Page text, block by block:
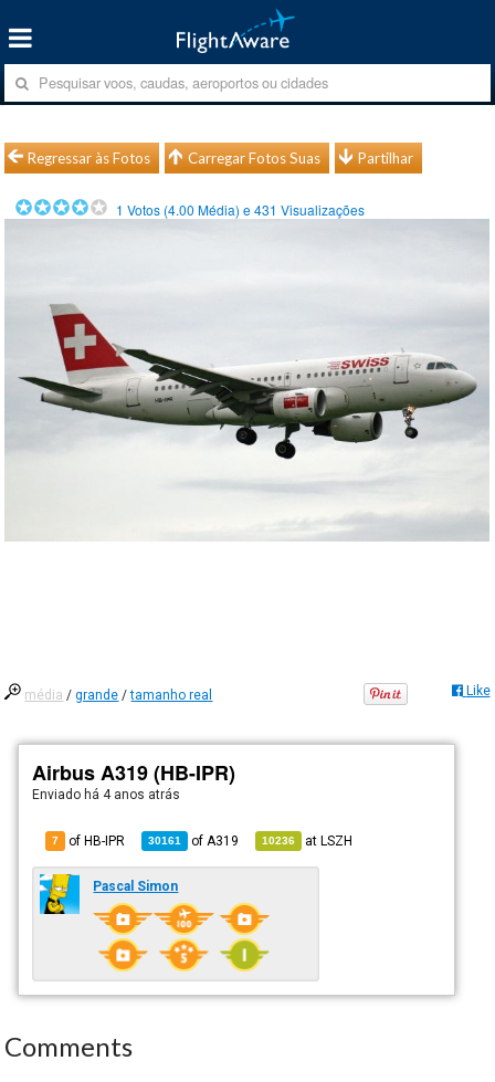
Regressar às Fotos Carregar Fotos Suas Partilhar
1 Votos (4.00 Média) e431 Visualizações
média /grande /tamanho real Like
Airbus A319 (HB-IPR)
Enviado há 4 anos atrás
7 of HB-IPR 30161 of A319 10236 atLSZH
Pascal Simon
Comments